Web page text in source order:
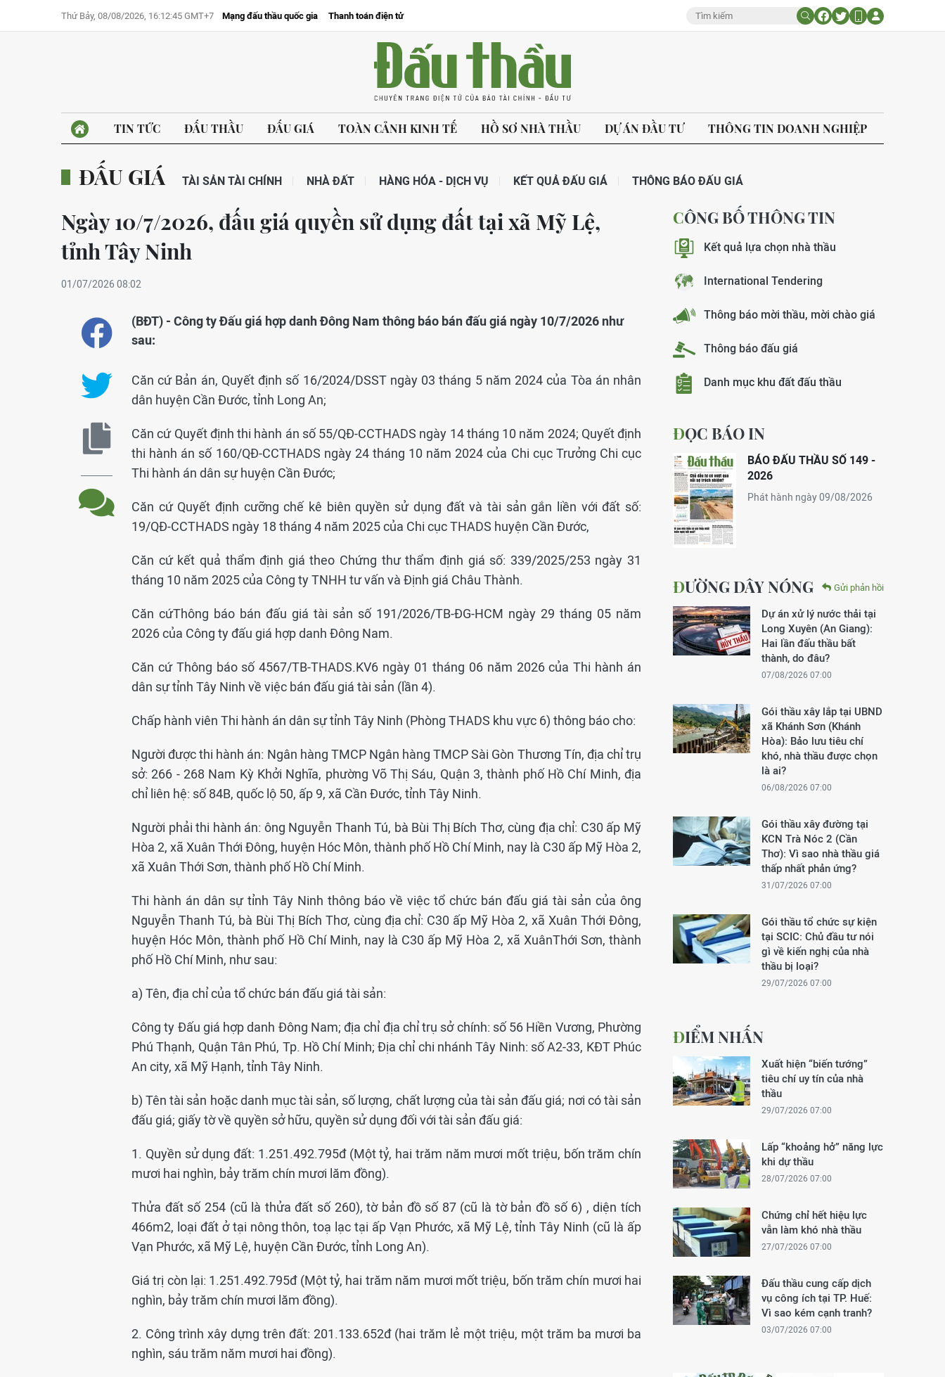
Thứ Bảy, 08/08/2026, 16:12:45 GMT+7 Mạng đấu thầu quốc gia Thanh toán điện tử
TIN TỨC ĐẤU THẦU ĐẤU GIÁ TOÀN CẢNH KINH TẾ HỒ SƠ NHÀ THẦU DỰ ÁN ĐẦU TƯ THÔNG TIN DOANH NGHIỆP
ĐẤU GIÁ TÀI SẢN TÀI CHÍNH NHÀ ĐẤT HÀNG HÓA - DỊCH VỤ KẾT QUẢ ĐẤU GIÁ THÔNG BÁO ĐẤU GIÁ
Ngày 10/7/2026, đấu giá quyền sử dụng đất tại xã Mỹ Lệ,
tỉnh Tây Ninh
01/07/2026 08:02
(BĐT) - Công ty Đấu giá hợp danh Đông Nam thông báo bán đấu giá ngày 10/7/2026 như
sau:
Căn cứ Bản án, Quyết định số 16/2024/DSST ngày 03 tháng 5 năm 2024 của Tòa án nhân
dân huyện Cần Đước, tỉnh Long An;
Căn cứ Quyết định thi hành án số 55/QĐ-CCTHADS ngày 14 tháng 10 năm 2024; Quyết định
thi hành án số 160/QĐ-CCTHADS ngày 24 tháng 10 năm 2024 của Chi cục Trưởng Chi cục
Thi hành án dân sự huyện Cần Đước;
Căn cứ Quyết định cưỡng chế kê biên quyền sử dụng đất và tài sản gắn liền với đất số:
19/QĐ-CCTHADS ngày 18 tháng 4 năm 2025 của Chi cục THADS huyện Cần Đước,
Căn cứ kết quả thẩm định giá theo Chứng thư thẩm định giá số: 339/2025/253 ngày 31
tháng 10 năm 2025 của Công ty TNHH tư vấn và Định giá Châu Thành.
Căn cứThông báo bán đấu giá tài sản số 191/2026/TB-ĐG-HCM ngày 29 tháng 05 năm
2026 của Công ty đấu giá hợp danh Đông Nam.
Căn cứ Thông báo số 4567/TB-THADS.KV6 ngày 01 tháng 06 năm 2026 của Thi hành án
dân sự tỉnh Tây Ninh về việc bán đấu giá tài sản (lần 4).
Chấp hành viên Thi hành án dân sự tỉnh Tây Ninh (Phòng THADS khu vực 6) thông báo cho:
Người được thi hành án: Ngân hàng TMCP Ngân hàng TMCP Sài Gòn Thương Tín, địa chỉ trụ
sở: 266 - 268 Nam Kỳ Khởi Nghĩa, phường Võ Thị Sáu, Quận 3, thành phố Hồ Chí Minh, địa
chỉ liên hệ: số 84B, quốc lộ 50, ấp 9, xã Cần Đước, tỉnh Tây Ninh.
Người phải thi hành án: ông Nguyễn Thanh Tú, bà Bùi Thị Bích Thơ, cùng địa chỉ: C30 ấp Mỹ
Hòa 2, xã Xuân Thới Đông, huyện Hóc Môn, thành phố Hồ Chí Minh, nay là C30 ấp Mỹ Hòa 2,
xã Xuân Thới Sơn, thành phố Hồ Chí Minh.
Thi hành án dân sự tỉnh Tây Ninh thông báo về việc tổ chức bán đấu giá tài sản của ông
Nguyễn Thanh Tú, bà Bùi Thị Bích Thơ, cùng địa chỉ: C30 ấp Mỹ Hòa 2, xã Xuân Thới Đông,
huyện Hóc Môn, thành phố Hồ Chí Minh, nay là C30 ấp Mỹ Hòa 2, xã XuânThới Sơn, thành
phố Hồ Chí Minh, như sau:
a) Tên, địa chỉ của tổ chức bán đấu giá tài sản:
Công ty Đấu giá hợp danh Đông Nam; địa chỉ địa chỉ trụ sở chính: số 56 Hiền Vương, Phường
Phú Thạnh, Quận Tân Phú, Tp. Hồ Chí Minh; Địa chỉ chi nhánh Tây Ninh: số A2-33, KĐT Phúc
An city, xã Mỹ Hạnh, tỉnh Tây Ninh.
b) Tên tài sản hoặc danh mục tài sản, số lượng, chất lượng của tài sản đấu giá; nơi có tài sản
đấu giá; giấy tờ về quyền sở hữu, quyền sử dụng đối với tài sản đấu giá:
1. Quyền sử dụng đất: 1.251.492.795đ (Một tỷ, hai trăm năm mươi mốt triệu, bốn trăm chín
mươi hai nghìn, bảy trăm chín mươi lăm đồng).
Thửa đất số 254 (cũ là thửa đất số 260), tờ bản đồ số 87 (cũ là tờ bản đồ số 6) , diện tích
466m2, loại đất ở tại nông thôn, toạ lạc tại ấp Vạn Phước, xã Mỹ Lệ, tỉnh Tây Ninh (cũ là ấp
Vạn Phước, xã Mỹ Lệ, huyện Cần Đước, tỉnh Long An).
Giá trị còn lại: 1.251.492.795đ (Một tỷ, hai trăm năm mươi mốt triệu, bốn trăm chín mươi hai
nghìn, bảy trăm chín mươi lăm đồng).
2. Công trình xây dựng trên đất: 201.133.652đ (hai trăm lẻ một triệu, một trăm ba mươi ba
nghìn, sáu trăm năm mươi hai đồng).
CÔNG BỐ THÔNG TIN
Kết quả lựa chọn nhà thầu
International Tendering
Thông báo mời thầu, mời chào giá
Thông báo đấu giá
Danh mục khu đất đấu thầu
ĐỌC BÁO IN
BÁO ĐẤU THẦU SỐ 149 -
2026
Phát hành ngày 09/08/2026
ĐƯỜNG DÂY NÓNG Gửi phản hồi
Dự án xử lý nước thải tại
Long Xuyên (An Giang):
Hai lần đấu thầu bất
thành, do đâu?
07/08/2026 07:00
Gói thầu xây lắp tại UBND
xã Khánh Sơn (Khánh
Hòa): Bảo lưu tiêu chí
khó, nhà thầu được chọn
là ai?
06/08/2026 07:00
Gói thầu xây đường tại
KCN Trà Nóc 2 (Cần
Thơ): Vì sao nhà thầu giá
thấp nhất phản ứng?
31/07/2026 07:00
Gói thầu tổ chức sự kiện
tại SCIC: Chủ đầu tư nói
gì về kiến nghị của nhà
thầu bị loại?
29/07/2026 07:00
ĐIỂM NHẤN
Xuất hiện “biến tướng”
tiêu chí uy tín của nhà
thầu
29/07/2026 07:00
Lấp “khoảng hở” năng lực
khi dự thầu
28/07/2026 07:00
Chứng chỉ hết hiệu lực
vẫn làm khó nhà thầu
27/07/2026 07:00
Đấu thầu cung cấp dịch
vụ công ích tại TP. Huế:
Vì sao kém cạnh tranh?
03/07/2026 07:00